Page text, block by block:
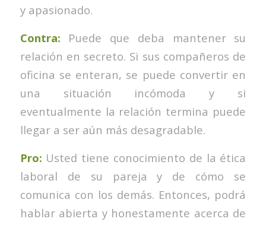
y apasionado.
Contra: Puede que deba mantener su
relación en secreto. Si sus compañeros de
oficina se enteran, se puede convertir en
una situación incómoda y si
eventualmente la relación termina puede
llegar a ser aún más desagradable.
Pro: Usted tiene conocimiento de la ética
laboral de su pareja y de cómo se
comunica con los demás. Entonces, podrá
hablar abierta y honestamente acerca de